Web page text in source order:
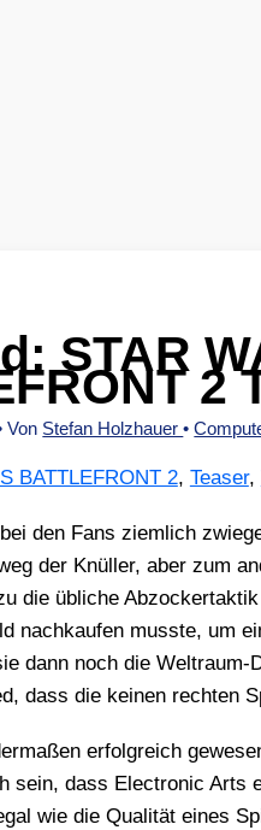
STAR
2
Von Stefan Holzhauer•
BATTLEFRONT 2, Teaser,
den Fans ziem­lich
der Knül­ler, aber zum
die übli­che
nach­kau­fen muss­te, um
dann noch die
dass die kei­nen rech­ten
erfolg­reich
sein, dass Elec­tro­nic Arts
wie die Qua­li­tät eines